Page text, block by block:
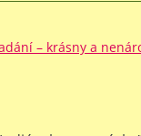
– krásny a